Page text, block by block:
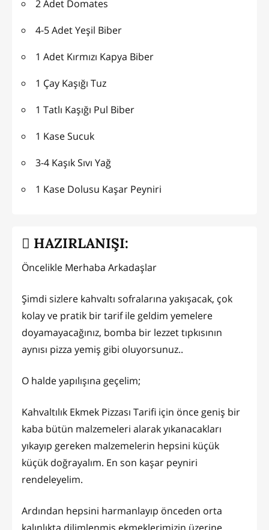
2 Adet Domates
4-5 Adet Yeşil Biber
1 Adet Kırmızı Kapya Biber
1 Çay Kaşığı Tuz
1 Tatlı Kaşığı Pul Biber
1 Kase Sucuk
3-4 Kaşık Sıvı Yağ
1 Kase Dolusu Kaşar Peyniri
HAZIRLANIŞI:
Öncelikle Merhaba Arkadaşlar
Şimdi sizlere kahvaltı sofralarına yakışacak, çok
kolay ve pratik bir tarif ile geldim yemelere
doyamayacağınız, bomba bir lezzet tıpkısının
aynısı pizza yemiş gibi oluyorsunuz..
O halde yapılışına geçelim;
Kahvaltılık Ekmek Pizzası Tarifi için önce geniş bir
kaba bütün malzemeleri alarak yıkanacakları
yıkayıp gereken malzemelerin hepsini küçük
küçük doğrayalım. En son kaşar peyniri
rendeleyelim.
Ardından hepsini harmanlayıp önceden orta